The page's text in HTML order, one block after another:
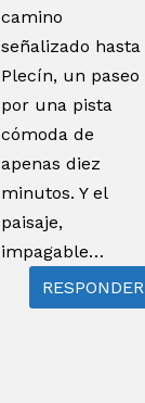
camino
señalizado hasta
Plecín, un paseo
por una pista
cómoda de
apenas diez
minutos. Y el
paisaje,
impagable…
RESPONDER